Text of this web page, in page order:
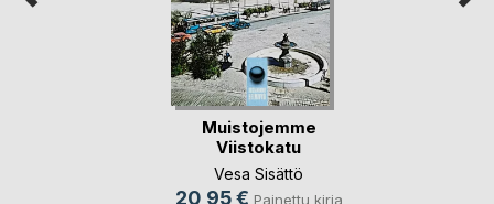
Muistojemme
Viistokatu
Vesa Sisättö
20,95 € Painettu kirja